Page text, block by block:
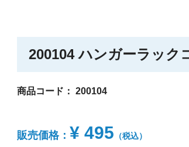
200104 ハンガーラック
商品コード：200104
販売価格： ¥ 495 （税込）